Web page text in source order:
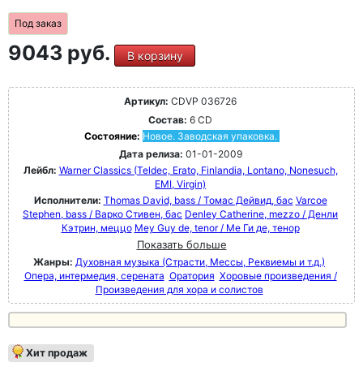
Под заказ
9043 руб. В корзину
Артикул: CDVP 036726
Состав: 6 CD
Состояние: Новое. Заводская упаковка.
Дата релиза: 01-01-2009
Лейбл: Warner Classics (Teldec, Erato, Finlandia, Lontano, Nonesuch,
EMI, Virgin)
Исполнители: Thomas David, bass / Томас Дейвид, бас Varcoe
Stephen, bass / Варко Стивен, бас Denley Catherine, mezzo / Денли
Кэтрин, меццо Mey Guy de, tenor / Ме Ги де, тенор
Показать больше
Жанры: Духовная музыка (Страсти, Мессы, Реквиемы и т.д.)
Опера, интермедия, серената Оратория Хоровые произведения /
Произведения для хора и солистов
Хит продаж